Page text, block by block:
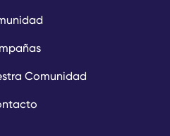
Comunidad